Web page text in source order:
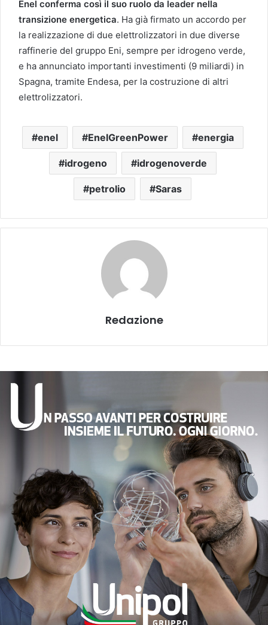
Enel conferma così il suo ruolo da leader nella
transizione energetica. Ha già firmato un accordo per
la realizzazione di due elettrolizzatori in due diverse
raffinerie del gruppo Eni, sempre per idrogeno verde,
e ha annunciato importanti investimenti (9 miliardi) in
Spagna, tramite Endesa, per la costruzione di altri
elettrolizzatori.
enel EnelGreenPower energia
idrogeno idrogenoverde
petrolio Saras
Redazione